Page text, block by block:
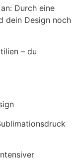
an: Durch eine
dein Design noch
– du